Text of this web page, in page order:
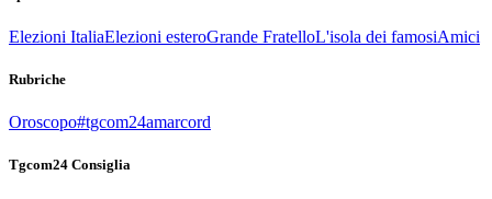
Elezioni ItaliaElezioni esteroGrande FratelloL'isola dei famosiAmici
Rubriche
Oroscopo#tgcom24amarcord
Tgcom24 Consiglia